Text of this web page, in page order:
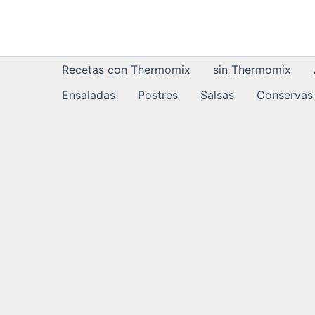
Recetas con Thermomix
sin Thermomix
Ensaladas
Postres Salsas Conservas